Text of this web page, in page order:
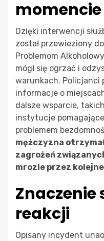
momencie
Dzięki interwencji
został przewieziony
Problemom
mógł się ogrzać i
warunkach. Policjanci
informacje o
dalsze wsparcie,
instytucje
problemem
mężczyzna
zagrożeń
mrozie przez
Znaczenie
reakcji
Opisany incydent